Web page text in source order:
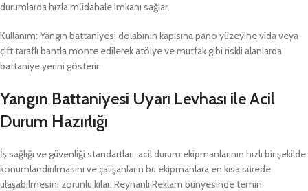
durumlarda hızla müdahale imkanı sağlar.
Kullanım: Yangın battaniyesi dolabının kapısına pano yüzeyine vida veya
çift taraflı bantla monte edilerek atölye ve mutfak gibi riskli alanlarda
battaniye yerini gösterir.
Yangın Battaniyesi Uyarı Levhası ile Acil
Durum Hazırlığı
İş sağlığı ve güvenliği standartları, acil durum ekipmanlarının hızlı bir şekilde
konumlandırılmasını ve çalışanların bu ekipmanlara en kısa sürede
ulaşabilmesini zorunlu kılar. Reyhanlı Reklam bünyesinde temin